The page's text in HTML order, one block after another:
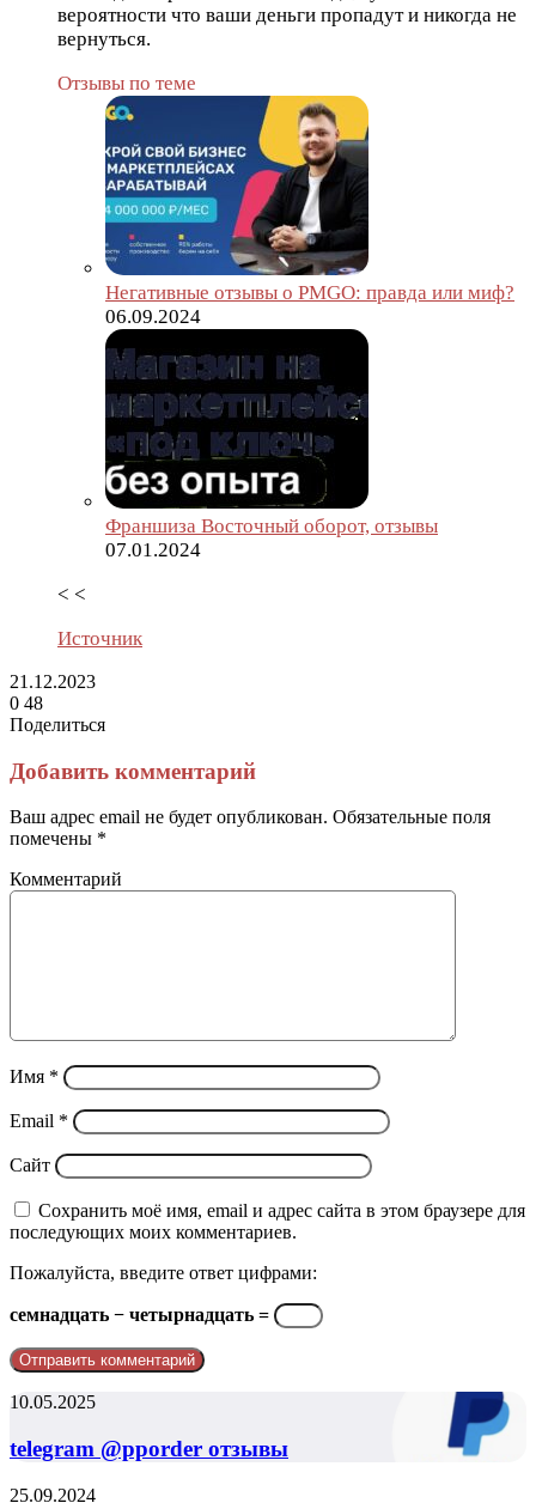
вероятности что ваши деньги пропадут и никогда не
вернуться.
Отзывы по теме
Негативные отзывы о PMGO: правда или миф?
06.09.2024
Франшиза Восточный оборот, отзывы
07.01.2024
< <
Источник
21.12.2023
0 48
Поделиться
через
электронную
почту
Добавить комментарий
Ваш адрес email не будет опубликован. Обязательные поля
помечены *
Комментарий
Имя *
Email *
Сайт
Сохранить моё имя, email и адрес сайта в этом браузере для
последующих моих комментариев.
Пожалуйста, введите ответ цифрами:
семнадцать − четырнадцать =
telegram
отзывы
10.05.2025
telegram @pporder отзывы
Почему
25.09.2024